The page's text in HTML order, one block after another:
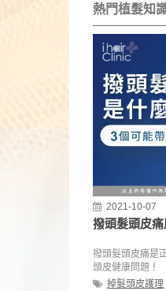
植髮費用(11)
植髮保養(5)
熱門植髮知
2021-10-07
撥頭髮頭皮
撥頭髮頭皮痛是
頭皮健康問題！
掉髮頭皮護理